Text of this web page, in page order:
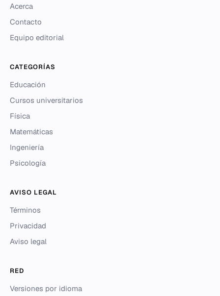
Acerca
Contacto
Equipo editorial
CATEGORÍAS
Educación
Cursos universitarios
Física
Matemáticas
Ingeniería
Psicología
AVISO LEGAL
Términos
Privacidad
Aviso legal
RED
Versiones por idioma